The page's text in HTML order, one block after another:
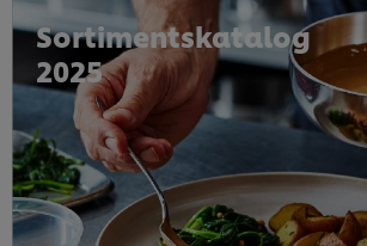
Sortimentskatalog
2025